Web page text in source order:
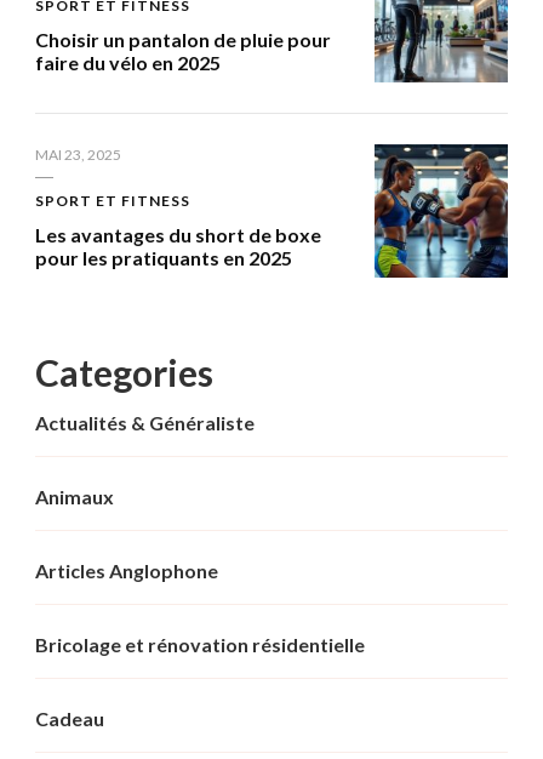
SPORT ET FITNESS
Choisir un pantalon de pluie pour
faire du vélo en 2025
MAI 23, 2025
SPORT ET FITNESS
Les avantages du short de boxe
pour les pratiquants en 2025
Categories
Actualités & Généraliste
Animaux
Articles Anglophone
Bricolage et rénovation résidentielle
Cadeau